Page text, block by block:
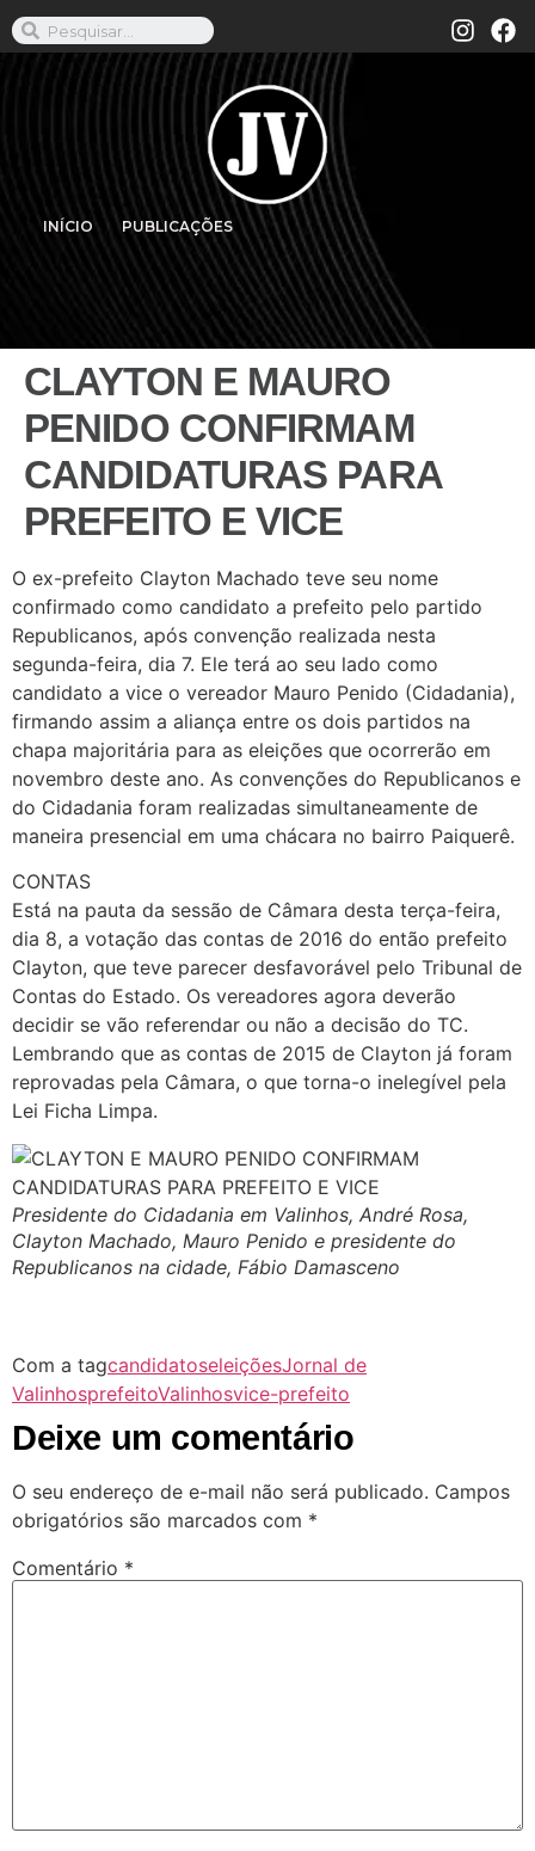
INÍCIO PUBLICAÇÕES
CLAYTON E MAURO
PENIDO CONFIRMAM
CANDIDATURAS PARA
PREFEITO E VICE
O ex-prefeito Clayton Machado teve seu nome
confirmado como candidato a prefeito pelo partido
Republicanos, após convenção realizada nesta
segunda-feira, dia 7. Ele terá ao seu lado como
candidato a vice o vereador Mauro Penido (Cidadania),
firmando assim a aliança entre os dois partidos na
chapa majoritária para as eleições que ocorrerão em
novembro deste ano. As convenções do Republicanos e
do Cidadania foram realizadas simultaneamente de
maneira presencial em uma chácara no bairro Paiquerê.
CONTAS
Está na pauta da sessão de Câmara desta terça-feira,
dia 8, a votação das contas de 2016 do então prefeito
Clayton, que teve parecer desfavorável pelo Tribunal de
Contas do Estado. Os vereadores agora deverão
decidir se vão referendar ou não a decisão do TC.
Lembrando que as contas de 2015 de Clayton já foram
reprovadas pela Câmara, o que torna-o inelegível pela
Lei Ficha Limpa.
Presidente do Cidadania em Valinhos, André Rosa,
Clayton Machado, Mauro Penido e presidente do
Republicanos na cidade, Fábio Damasceno
Com a tagcandidatoseleiçõesJornal de
ValinhosprefeitoValinhosvice-prefeito
Deixe um comentário
O seu endereço de e-mail não será publicado. Campos
obrigatórios são marcados com *
Comentário *